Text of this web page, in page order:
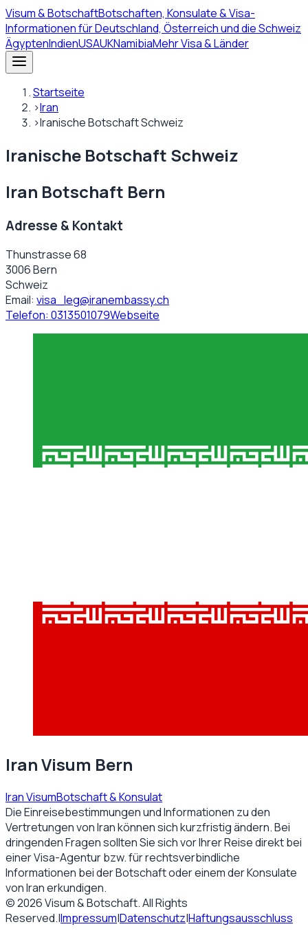
Visum& BotschaftBotschaften, Konsulate & Visa-
Informationen für Deutschland, Österreich und die Schweiz
ÄgyptenIndienUSAUKNamibiaMehr Visa & Länder
Startseite
›Iran
›Iranische Botschaft Schweiz
Iranische Botschaft Schweiz
Iran Botschaft Bern
Adresse & Kontakt
Thunstrasse 68
3006 Bern
Schweiz
Email: visa_leg@iranembassy.ch
Telefon: 0313501079Webseite
Iran Visum Bern
Iran VisumBotschaft & Konsulat
Die Einreisebestimmungen und Informationen zu den
Vertretungen vonIrankönnen sich kurzfristig ändern. Bei
dringenden Fragen sollten Sie sich vor Ihrer Reise direkt bei
einer Visa-Agentur bzw. für rechtsverbindliche
Informationen bei der Botschaft oder einem der Konsulate
vonIranerkundigen.
©2026Visum & Botschaft. All Rights
Reserved.|Impressum|Datenschutz|Haftungsausschluss